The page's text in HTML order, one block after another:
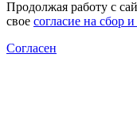
Продолжая работу с
свое согласие на сбор
Согласен